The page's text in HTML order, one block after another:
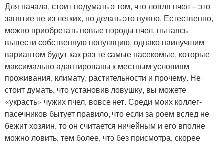
Для начала, стоит подумать о том, что ловля пчел – это
занятие не из легких, но делать это нужно. Естественно,
можно приобретать новые породы пчел, пытаясь
вывести собственную популяцию, однако наилучшим
вариантом будут как раз те самые насекомые, которые
максимально адаптированы к местным условиям
проживания, климату, растительности и прочему. Не
стоит думать, что установив ловушку, вы можете
«украсть» чужих пчел, вовсе нет. Среди моих коллег-
пасечников бытует правило, что если за роем вслед не
бежит хозяин, то он считается ничейным и его вполне
можно ловить, тем более, что без присмотра, скорее